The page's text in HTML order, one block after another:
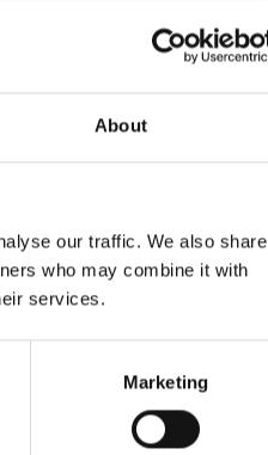
About
our traffic. We also share
who may combine it with
services.
Marketing